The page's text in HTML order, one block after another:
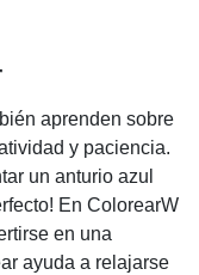
aprenden sobre
y paciencia.
un anturio azul
En ColorearW
en una
ayuda a relajarse